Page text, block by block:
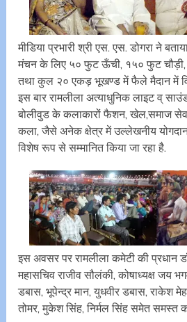
मीडिया प्रभारी श्री एस. एस. डोगरा ने
मंचन के लिए ५० फुट ऊँची, १५० फुट
तथा कुल २० एकड़ भूखण्ड में फैले मैदान में
इस बार रामलीला अत्याधुनिक लाइट व्
बोलीवुड के कलाकारों फैशन, खेल,समाज सेवा,
कला, जैसे अनेक क्षेत्र में उल्लेखनीय योगदान
विशेष रूप से सम्मानित किया जा रहा है.
इस अवसर पर रामलीला कमेटी की प्रधान
महासचिव राजीव सौलंकी, कोषाध्यक्ष जय
डबास, भूपेन्द्र मान, युधवीर डबास, राकेश
तोमर, मुकेश सिंह, निर्मल सिंह समेत